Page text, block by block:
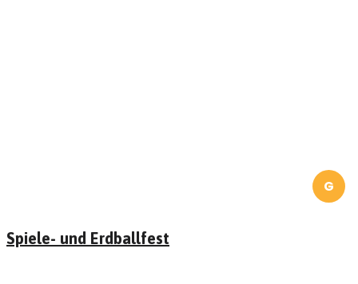
G
Spiele- und Erdballfest